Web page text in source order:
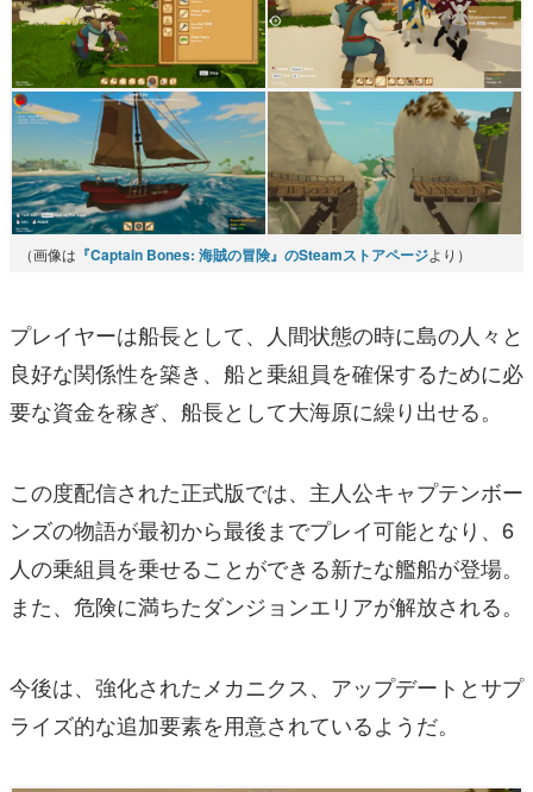
（画像は 『Captain Bones: 海賊の冒険』のSteamストアページより）
プレイヤーは船長として、人間状態の時に島の人々と
良好な関係性を築き、船と乗組員を確保するために必
要な資金を稼ぎ、船長として大海原に繰り出せる。
この度配信された正式版では、主人公キャプテンボー
ンズの物語が最初から最後までプレイ可能となり、6
人の乗組員を乗せることができる新たな艦船が登場。
また、危険に満ちたダンジョンエリアが解放される。
今後は、強化されたメカニクス、アップデートとサプ
ライズ的な追加要素を用意されているようだ。